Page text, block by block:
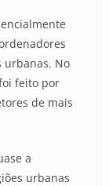
urbanas. No
feito por
de mais
a
urbanas